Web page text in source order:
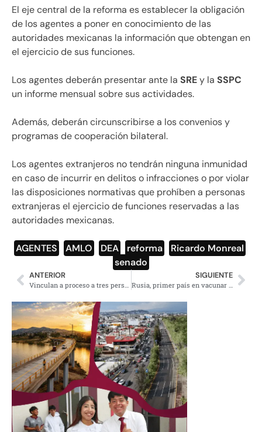
El eje central de la reforma es establecer la obligación
de los agentes a poner en conocimiento de las
autoridades mexicanas la información que obtengan en
el ejercicio de sus funciones.
Los agentes deberán presentar ante la SREy la SSPC
un informe mensual sobre sus actividades.
Además, deberán circunscribirse a los convenios y
programas de cooperación bilateral.
Los agentes extranjeros no tendrán ninguna inmunidad
en caso de incurrir en delitos o infracciones o por violar
las disposiciones normativas que prohíben a personas
extranjeras el ejercicio de funciones reservadas a las
autoridades mexicanas.
AGENTES AMLO DEA reforma Ricardo Monreal
senado
ANTERIOR
Vinculan a proceso a tres personas tras cateo por caso de empresarios de Polanco
SIGUIENTE
Rusia, primer país en vacunar a su población contra Covid-19